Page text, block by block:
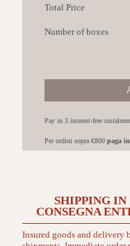
Total Price
Number of boxes
Pay in 3 interest-free
Per ordini sopra €800 paga
SHIPPING IN
CONSEGNA
Insured goods and delivery